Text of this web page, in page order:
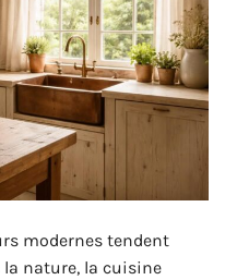
modernes tendent
la nature, la cuisine